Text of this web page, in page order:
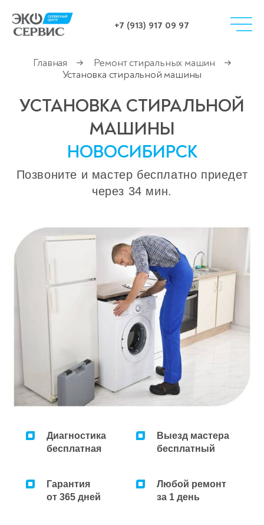
+7 (913) 917 09 97
Главная → Ремонт стиральных машин
→
Установка стиральной машины
УСТАНОВКА СТИРАЛЬНОЙ
МАШИНЫ
НОВОСИБИРСК
Позвоните и мастер бесплатно приедет
через 34 мин.
Диагностика
бесплатная
Выезд мастера
бесплатный
Гарантия
от 365 дней
Любой ремонт
за 1 день